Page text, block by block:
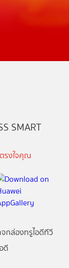
SMART
รงใจคุณ
กล่องทรูไอดีทีวี
ดี